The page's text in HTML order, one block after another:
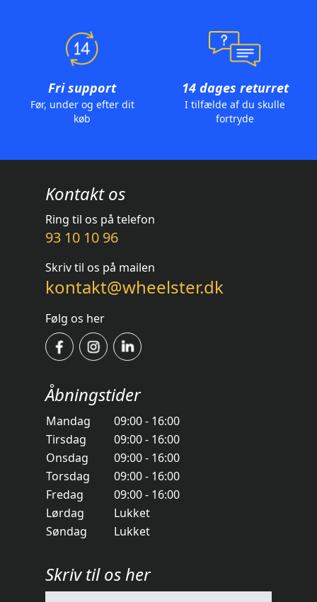
Fri support
Før, under og efter dit
køb
14 dages returret
I tilfælde af du skulle
fortryde
Kontakt os
Ring til os på telefon
93 10 10 96
Skriv til os på mailen
kontakt@wheelster.dk
Følg os her
Åbningstider
Mandag
09:00 - 16:00
Tirsdag
09:00 - 16:00
Onsdag
09:00 - 16:00
Torsdag
09:00 - 16:00
Fredag
09:00 - 16:00
Lørdag
Lukket
Søndag
Lukket
Skriv til os her